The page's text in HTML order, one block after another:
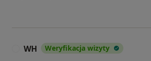
WH Weryfikacja wizyty